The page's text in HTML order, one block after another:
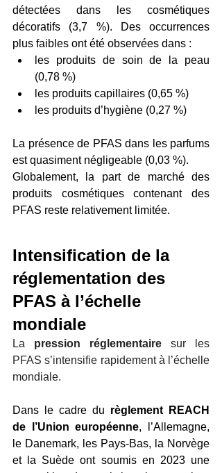
détectées dans les cosmétiques
décoratifs (3,7 %). Des occurrences
plus faibles ont été observées dans :
les produits de soin de la peau
(0,78 %)
les produits capillaires (0,65 %)
les produits d’hygiène (0,27 %)
La présence de PFAS dans les parfums
est quasiment négligeable (0,03 %).
Globalement, la part de marché des
produits cosmétiques contenant des
PFAS reste relativement limitée.
Intensification de la
réglementation des
PFAS à l’échelle
mondiale
La pression réglementaire sur les
PFAS s’intensifie rapidement à l’échelle
mondiale.
Dans le cadre du règlement REACH
de l’Union européenne, l’Allemagne,
le Danemark, les Pays-Bas, la Norvège
et la Suède ont soumis en 2023 une